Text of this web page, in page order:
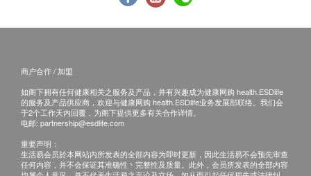
此套餐不包括后续治疗费、药费或额外检查项目的
费用。
理），深圳爱尔眼科医院/深圳滨海爱尔眼科医院
保留收取额外费用的权利。
终解释权及修改条款的权利，最新条款以官方网站
公布为准。
商户合作 / 加盟
如阁下拥有任何健康相关之服务及产品，并有兴趣成为健康网购 health.ESDlife
的服务及产品供应商，欢迎与健康网购 health.ESDlife业务发展部联络。我们会
于2个工作天内回覆，为阁下提供更多有关合作详情。
电邮: partnership@esdlife.com
重要声明：
生活易会员於本网站内所发表的全部内容为即时更新，因此生活易不会预先审查
任何内容，并不会保证其准确性丶完整性及质量。此外，会员所发表的全部内容